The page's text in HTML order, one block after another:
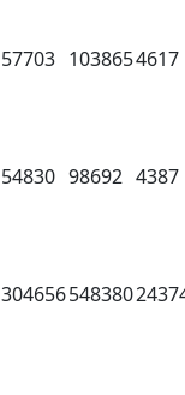
57703 1038654617
54830 98692 4387
304656548380